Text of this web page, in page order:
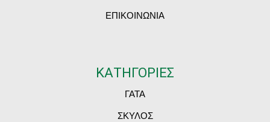
ΕΠΙΚΟΙΝΩΝΙΑ
ΚΑΤΗΓΟΡΙΕΣ
ΓΑΤΑ
ΣΚΥΛΟΣ